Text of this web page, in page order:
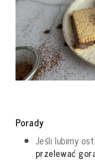
Porady
Jeśli lubimy
przelewać